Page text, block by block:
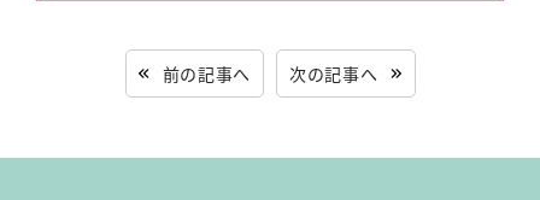
前の記事へ 次の記事へ